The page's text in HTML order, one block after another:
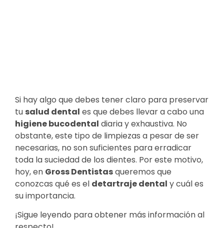
Si hay algo que debes tener claro para preservar
tu salud dental es que debes llevar a cabo una
higiene bucodental diaria y exhaustiva. No
obstante, este tipo de limpiezas a pesar de ser
necesarias, no son suficientes para erradicar
toda la suciedad de los dientes. Por este motivo,
hoy, en Gross Dentistasqueremos que
conozcas qué es el detartraje dental y cuál es
su importancia.
¡Sigue leyendo para obtener más información al